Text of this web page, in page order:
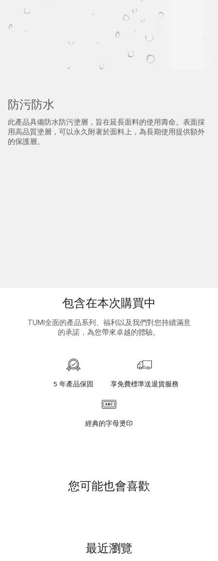
防污防水
此產品具備防水防污塗層，旨在延長面料的使用壽命。表面採
用高品質塗層，可以永久附著於面料上，為長期使用提供額外
的保護層。
包含在本次購買中
TUMI全面的產品系列、福利以及我們對您持續滿意
的承諾，為您帶來卓越的體驗。
5 年產品保固 享免費標準送退貨服務
經典的字母燙印
您可能也會喜歡
最近瀏覽